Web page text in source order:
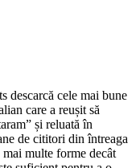
descarcă cele mai bune
care a reușit să
și reluată în
de cititori din întreaga
multe forme decât